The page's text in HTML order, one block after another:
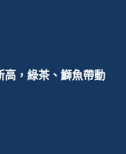
高，綠茶、鰤魚帶動